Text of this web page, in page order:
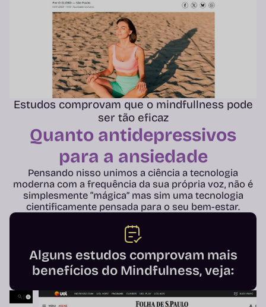
Estudos comprovam que o mindfullness pode
ser tão eficaz
Quanto antidepressivos
para a ansiedade
Pensando nisso unimos a ciência a tecnologia
moderna com a frequência da sua própria voz, não é
simplesmente “mágica” mas sim uma tecnologia
cientificamente pensada para o seu bem-estar.
Alguns estudos comprovam mais
benefícios do Mindfulness, veja: